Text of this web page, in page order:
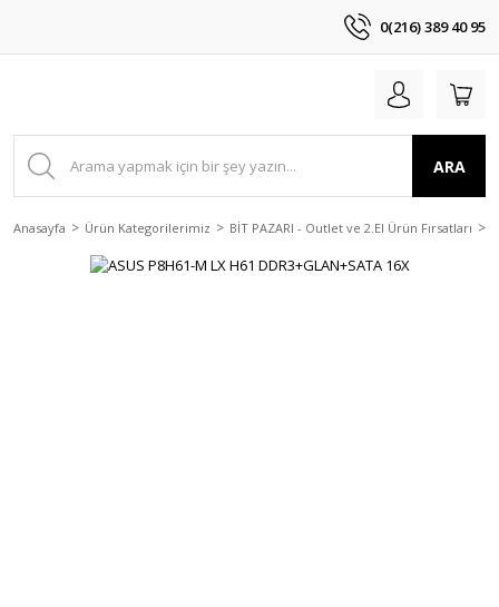
0(216) 389 40 95
ARA
Anasayfa Ürün Kategorilerimiz BİT PAZARI - Outlet ve 2.El Ürün Fırsatları